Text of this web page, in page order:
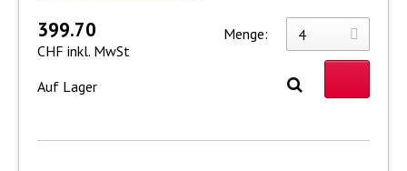
399.70
CHF inkl. MwSt
Menge:
Auf Lager